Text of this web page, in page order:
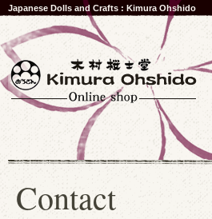
Japanese Dolls and Crafts : Kimura Ohshido
Contact